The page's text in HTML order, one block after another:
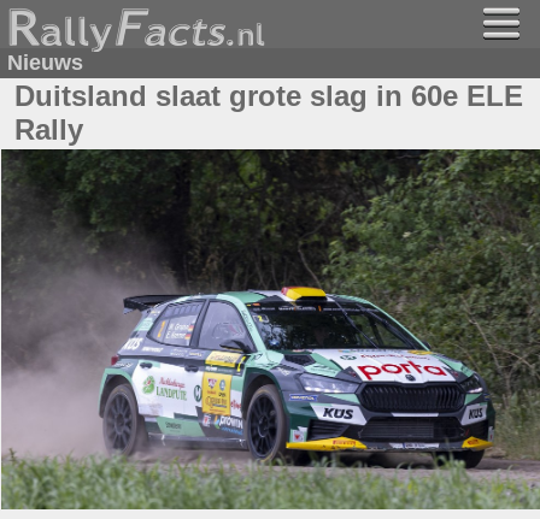
Nieuws
Duitsland slaat grote slag in 60e ELE
Rally